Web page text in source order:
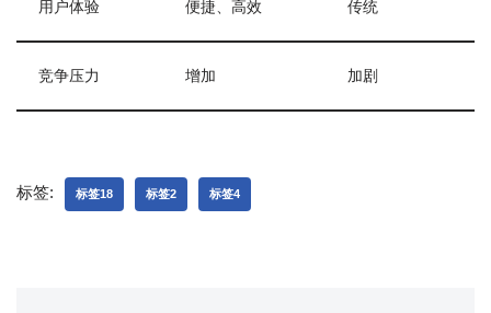
用户体验 便捷、高效 传统
竞争压力 增加 加剧
标签: 标签18 标签2 标签4